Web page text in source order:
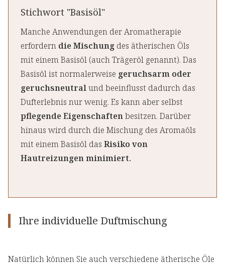
Stichwort "Basisöl"
Manche Anwendungen der Aromatherapie
erfordern die Mischung des ätherischen Öls
mit einem Basisöl (auch Trägeröl genannt). Das
Basisöl ist normalerweise geruchsarm oder
geruchsneutralund beeinflusst dadurch das
Dufterlebnis nur wenig. Es kann aber selbst
pflegende Eigenschaftenbesitzen. Darüber
hinaus wird durch die Mischung des Aromaöls
mit einem Basisöl das Risiko von
Hautreizungen minimiert.
Ihre individuelle Duftmischung
Natürlich können Sie auch verschiedene ätherische Öle